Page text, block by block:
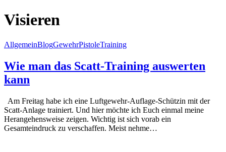
Visieren
AllgemeinBlogGewehrPistoleTraining
Wie man das Scatt-Training auswerten
kann
Am Freitag habe ich eine Luftgewehr-Auflage-Schützin mit der
Scatt-Anlage trainiert. Und hier möchte ich Euch einmal meine
Herangehensweise zeigen. Wichtig ist sich vorab ein
Gesamteindruck zu verschaffen. Meist nehme…